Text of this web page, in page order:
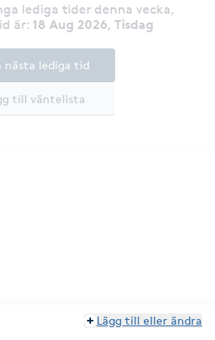
lediga tider denna vecka,
är: 18 Aug 2026, Tisdag
till väntelista
nästa lediga tid
Lägg till eller ändra